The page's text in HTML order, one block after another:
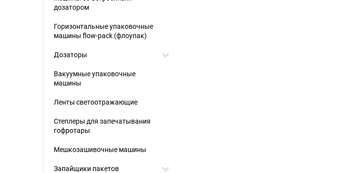
дозатором
Горизонтальные упаковочные
машины flow-pack (флоупак)
Дозаторы
Вакуумные упаковочные
машины
Ленты светоотражающие
Степлеры для запечатывания
гофротары
Мешкозашивочные машины
Запайщики пакетов